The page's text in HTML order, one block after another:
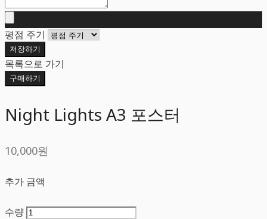
평점 주기
저장하기
목록으로 가기
구매하기
Night Lights A3 포스터
10,000원
추가 금액
수량